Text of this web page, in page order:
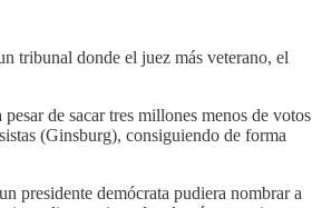
tribunal donde el juez más veterano, el
de sacar tres millones menos de votos
(Ginsburg), consiguiendo de forma
presidente demócrata pudiera nombrar a